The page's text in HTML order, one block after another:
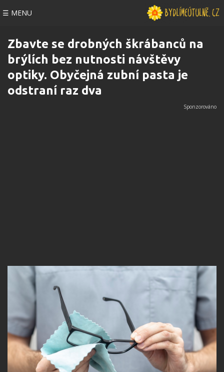
☰ MENU
Zbavte se drobných škrábanců na
brýlích bez nutnosti návštěvy
optiky. Obyčejná zubní pasta je
odstraní raz dva